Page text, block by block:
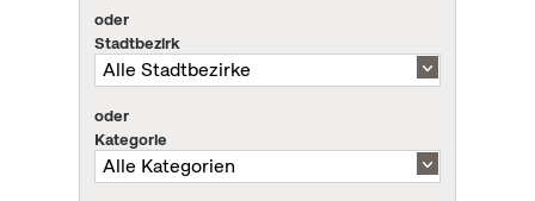
oder
Stadtbezirk
oder
Kategorie